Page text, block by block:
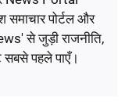
पोर्टल और
से जुड़ी राजनीति,
सबसे पहले पाएँ।